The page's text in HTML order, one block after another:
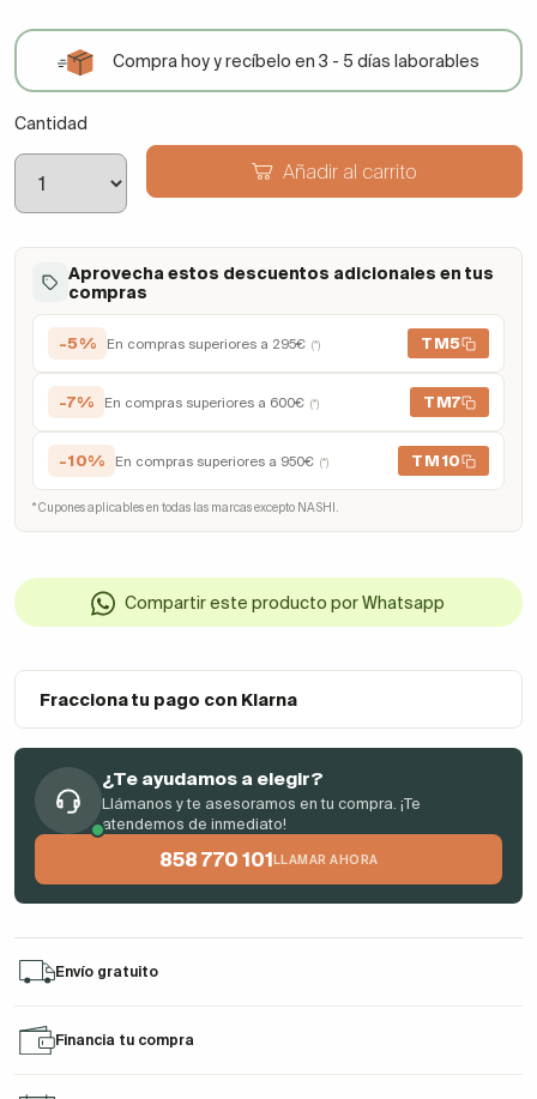
Compra hoy y recíbelo en 3 - 5 días laborables
Cantidad
Añadir al carrito
Aprovecha estos descuentos adicionales en tus
compras
-5% En compras superiores a 295€ (*) TM5
-7% En compras superiores a 600€ (*) TM7
-10% En compras superiores a 950€ (*) TM10
* Cupones aplicables en todas las marcas excepto NASHI.
Compartir este producto por Whatsapp
Fracciona tu pago con Klarna
¿Te ayudamos a elegir?
Llámanos y te asesoramos en tu compra. ¡Te
atendemos de inmediato!
858 770 101 LLAMAR AHORA
Envío gratuito
Financia tu compra